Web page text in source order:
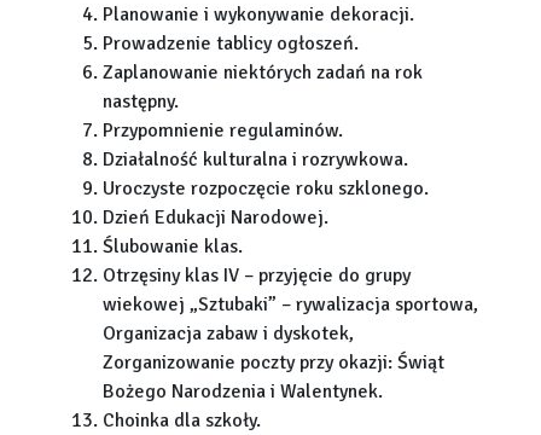
Planowanie i wykonywanie dekoracji.
Prowadzenie tablicy ogłoszeń.
Zaplanowanie niektórych zadań na rok
następny.
Przypomnienie regulaminów.
Działalność kulturalna i rozrywkowa.
Uroczyste rozpoczęcie roku szklonego.
Dzień Edukacji Narodowej.
Ślubowanie klas.
Otrzęsiny klas IV – przyjęcie do grupy
wiekowej „Sztubaki” – rywalizacja sportowa,
Organizacja zabaw i dyskotek,
Zorganizowanie poczty przy okazji: Świąt
Bożego Narodzenia i Walentynek.
Choinka dla szkoły.